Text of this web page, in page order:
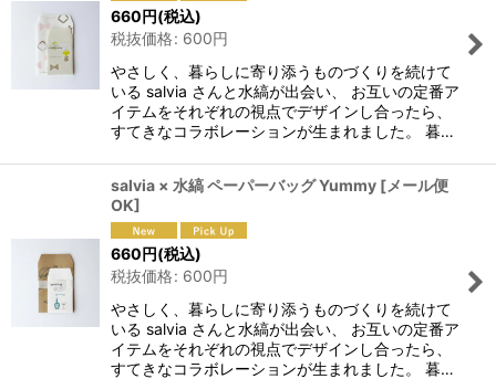
660円(税込)
税抜価格: 600円
やさしく、暮らしに寄り添うものづくりを続けて
いる salvia さんと水縞が出会い、 お互いの定番ア
イテムをそれぞれの視点でデザインし合ったら、
すてきなコラボレーションが生まれました。 暮…
salvia × 水縞 ペーパーバッグ Yummy [メール便
OK]
660円(税込)
税抜価格: 600円
やさしく、暮らしに寄り添うものづくりを続けて
いる salvia さんと水縞が出会い、 お互いの定番ア
イテムをそれぞれの視点でデザインし合ったら、
すてきなコラボレーションが生まれました。 暮…